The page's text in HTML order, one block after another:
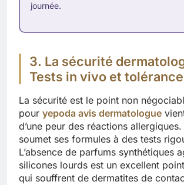
journée.
3. La sécurité
Tests in vivo et
La sécurité est le point non
pour yepoda avis dermatologue
d’une peur des réactions
soumet ses formules à des tests
L’absence de parfums synthétiques
silicones lourds est un excellent
qui souffrent de dermatites de